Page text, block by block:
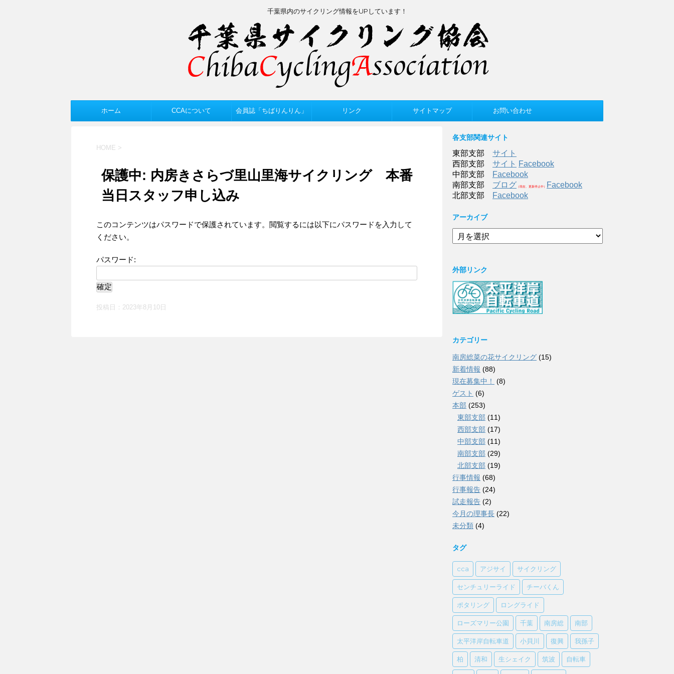
千葉県内のサイクリング情報をUPしています！
ホーム CCAについて 会員誌「ちばりんりん」 リンク サイトマップ お問い合わせ
HOME >
保護中: 内房きさらづ里山里海サイクリング 本番
当日スタッフ申し込み
このコンテンツはパスワードで保護されています。閲覧するには以下にパスワードを入力して
ください。
パスワード:
投稿日： 2023年8月10日
各支部関連サイト
東部支部 サイト
西部支部 サイト Facebook
中部支部
Facebook
南部支部 ブログ （現在、更新停止中）
Facebook
北部支部
Facebook
アーカイブ
ア
ー
ブ
外部リンク
カテゴリー
南房総菜の花サイクリング (15)
新着情報 (88)
現在募集中！
(8)
ゲスト (6)
本部 (253)
東部支部 (11)
西部支部 (17)
中部支部 (11)
南部支部 (29)
北部支部 (19)
行事情報 (68)
行事報告 (24)
試走報告 (2)
今月の理事長 (22)
未分類 (4)
タグ
cca アジサイ サイクリング
センチュリーライド チーバくん
ポタリング ロングライド
ローズマリー公園 千葉 南房総 南部
太平洋岸自転車道 小貝川 復興 我孫子
柏 清和 生シェイク 筑波 自転車